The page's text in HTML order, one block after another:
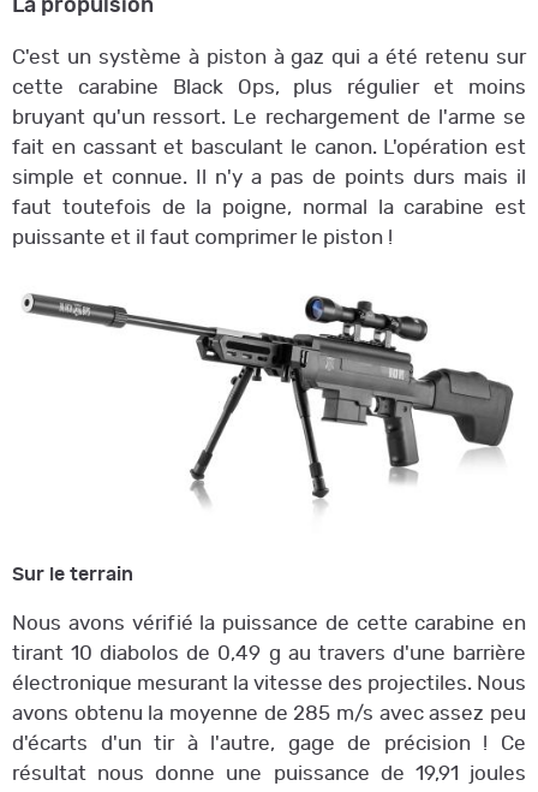
La propulsion
C'est un système à piston à gaz qui a été retenu sur
cette carabine Black Ops, plus régulier et moins
bruyant qu'un ressort. Le rechargement de l'arme se
fait en cassant et basculant le canon. L'opération est
simple et connue. Il n'y a pas de points durs mais il
faut toutefois de la poigne, normal la carabine est
puissante et il faut comprimer le piston !
Sur le terrain
Nous avons vérifié la puissance de cette carabine en
tirant 10 diabolos de 0,49 g au travers d'une barrière
électronique mesurant la vitesse des projectiles. Nous
avons obtenu la moyenne de 285 m/s avec assez peu
d'écarts d'un tir à l'autre, gage de précision ! Ce
résultat nous donne une puissance de 19,91 joules